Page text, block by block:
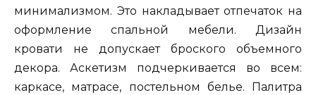
минимализмом. Это накладывает отпечаток на
оформление спальной мебели. Дизайн
кровати не допускает броского объемного
декора. Аскетизм подчеркивается во всем:
каркасе, матрасе, постельном белье. Палитра